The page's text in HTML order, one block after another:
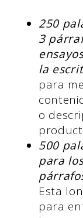
250
3
la
para
o
500
para
Esta
para